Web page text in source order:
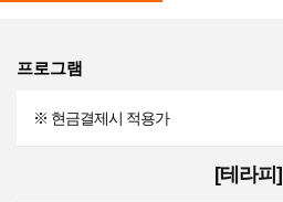
프로그램
※ 현금결제시 적용가
[테라피]